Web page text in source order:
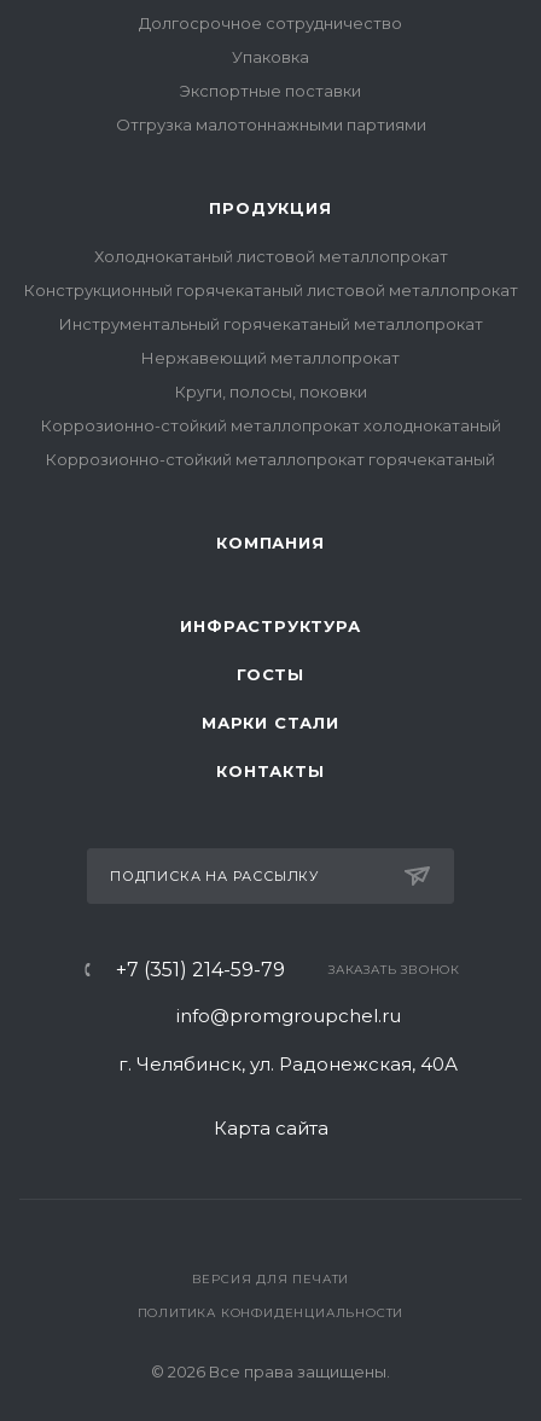
Долгосрочное сотрудничество
Упаковка
Экспортные поставки
Отгрузка малотоннажными партиями
ПРОДУКЦИЯ
Холоднокатаный листовой металлопрокат
Конструкционный горячекатаный листовой металлопрокат
Инструментальный горячекатаный металлопрокат
Нержавеющий металлопрокат
Круги, полосы, поковки
Коррозионно-стойкий металлопрокат холоднокатаный
Коррозионно-стойкий металлопрокат горячекатаный
КОМПАНИЯ
ИНФРАСТРУКТУРА
ГОСТЫ
МАРКИ СТАЛИ
КОНТАКТЫ
ПОДПИСКА НА РАССЫЛКУ
+7 (351) 214-59-79 ЗАКАЗАТЬ ЗВОНОК
info@promgroupchel.ru
г. Челябинск, ул. Радонежская, 40А
Карта сайта
ВЕРСИЯ ДЛЯ ПЕЧАТИ
ПОЛИТИКА КОНФИДЕНЦИАЛЬНОСТИ
© 2026 Все права защищены.